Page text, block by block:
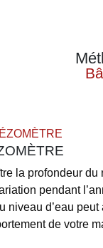
la profondeur du
pendant
niveau d’eau peut
de votre